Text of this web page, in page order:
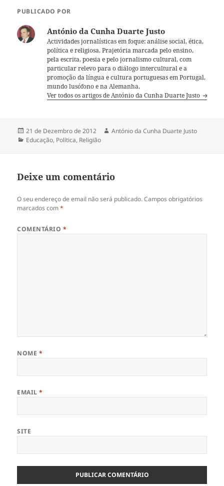
PUBLICADO POR
António da Cunha Duarte Justo
Actividades jornalísticas em foque: análise social, ética,
política e religiosa. Prajetória marcada pelo ensino,
pela escrita, poesia e pelo jornalismo cultural, com
particular relevo para o diálogo intercultural e a
promoção da língua e cultura portuguesas em Portugal,
mundo lusófono e na Alemanha.
Ver todos os artigos de António da Cunha Duarte Justo
Publicado
a
21 de Dezembro de 2012 Autor
António da Cunha Duarte Justo
Categorias
Educação, Política, Religião
Deixe um comentário
O seu endereço de email não será publicado. Campos obrigatórios
marcados com*
COMENTÁRIO *
NOME *
EMAIL*
SITE